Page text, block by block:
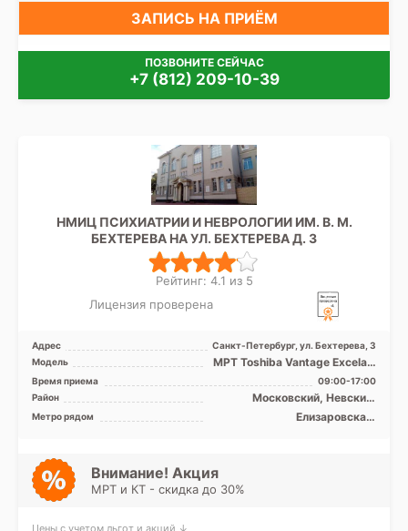
ЗАПИСЬ НА ПРИЁМ
ПОЗВОНИТЕ СЕЙЧАС
+7 (812) 209-10-39
НМИЦ ПСИХИАТРИИ И НЕВРОЛОГИИ ИМ. В. М.
БЕХТЕРЕВА НА УЛ. БЕХТЕРЕВА Д. 3
Рейтинг: 4.1 из 5
Лицензия проверена
Адрес
Санкт-Петербург, ул. Бехтерева, 3
Модель
МРТ Toshiba Vantage Excelart
XGV 1.5T закрытый тип, КТ
Philips BRILLIA ...
Время приема
09:00-17:00
Район
Московский, Невский,
Фрунзенский, Центральный
Метро рядом
Елизаровская,
Внимание! Акция
МРТ и КТ - скидка до 30%
Цены с учетом льгот и акций ↓